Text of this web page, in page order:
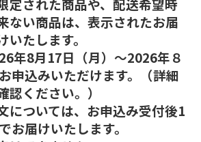
定された商品や、配送希望時
ない商品は、表示されたお届
たします。
年8月17日（月）～2026年８
申込みいただけます。（詳細
ください。）
については、お申込み受付後1
お届けいたします。